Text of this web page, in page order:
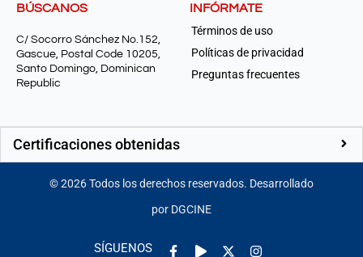
BÚSCANOS
C/ Socorro Sánchez No.152,
Gascue, Postal Code 10205,
Santo Domingo, Dominican
Republic
INFÓRMATE
Términos de uso
Políticas de privacidad
Preguntas frecuentes
Certificaciones obtenidas
©2026Todos los derechos reservados. Desarrollado
por DGCINE
SÍGUENOS
Facebook-
Play Instagram